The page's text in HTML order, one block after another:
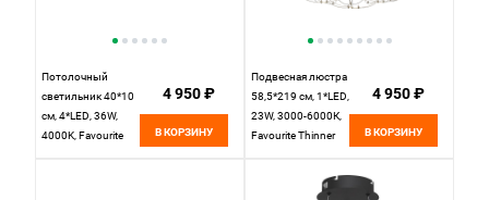
Потолочный
светильник 40*10
см, 4*LED, 36W,
4000K, Favourite
4 950 ₽
В КОРЗИНУ
Подвесная люстра
58,5*219 см, 1*LED,
23W, 3000-6000К,
Favourite Thinner
4 950 ₽
В КОРЗИНУ